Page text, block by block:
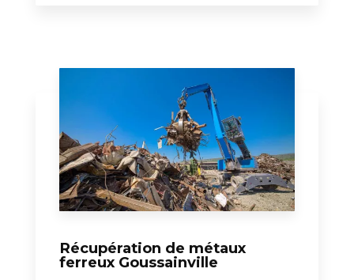
Récupération de métaux
ferreux Goussainville